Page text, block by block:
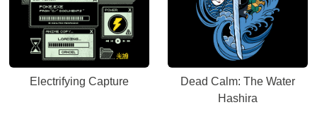
Electrifying Capture
Dead Calm: The Water
Hashira